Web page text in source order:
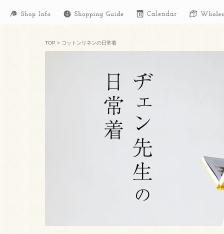
TOP > コットンリネンの日常着